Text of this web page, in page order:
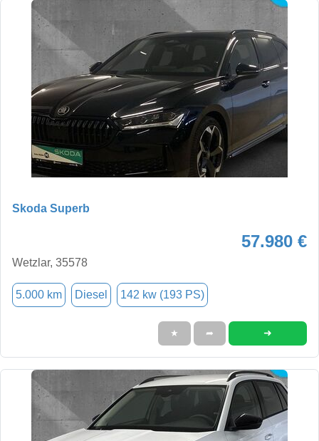
Skoda Superb
57.980 €
Wetzlar, 35578
5.000 km Diesel 142 kw (193 PS)
★ ➦ ➜